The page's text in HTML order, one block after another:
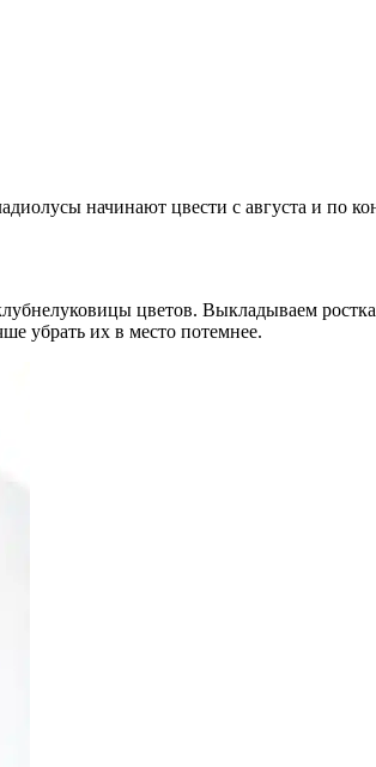
начинают цвести с августа и по
цветов. Выкладываем
убрать их в место потемнее.